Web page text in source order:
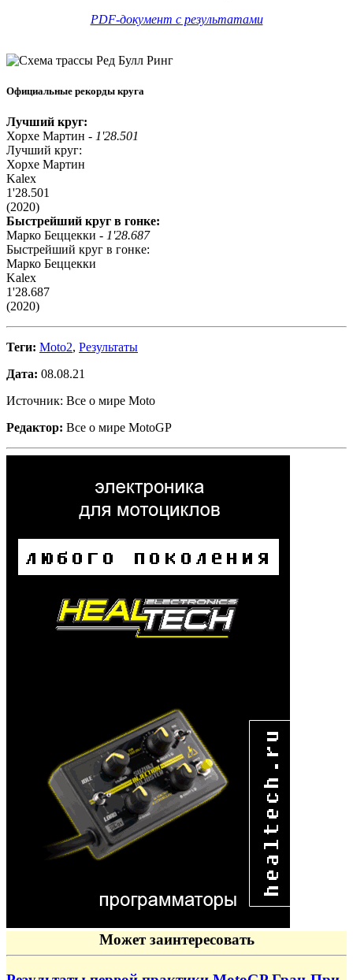
PDF-документ с результатами
Официальные рекорды круга
Лучший круг:
Хорхе Мартин - 1'28.501
Лучший круг:
Хорхе Мартин
Kalex
1'28.501
(2020)
Быстрейший круг в гонке:
Марко Беццекки - 1'28.687
Быстрейший круг в гонке:
Марко Беццекки
Kalex
1'28.687
(2020)
Теги: Moto2, Результаты
Дата: 08.08.21
Источник: Все о мире Moto
Редактор: Все о мире MotoGP
Может заинтересовать